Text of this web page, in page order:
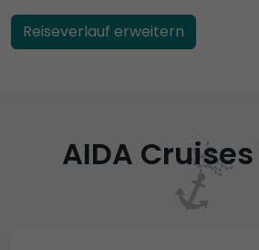
Reiseverlauf erweitern
AIDA